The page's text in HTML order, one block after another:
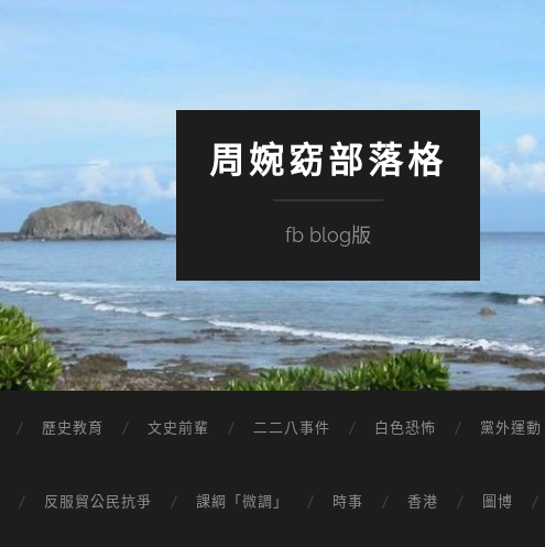
周婉窈部落格
fb blog版
歷史教育 文史前輩 二二八事件 白色恐怖 黨外運動
反服貿公民抗爭 課綱「微調」 時事 香港 圖博